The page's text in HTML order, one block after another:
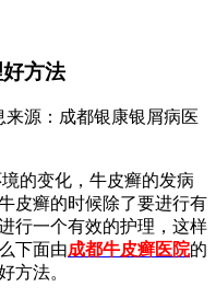
方法
源：成都银康银屑病医
的变化，牛皮癣的发病
皮癣的时候除了要进行有
行一个有效的护理，这样
下面由成都牛皮癣医院的
方法。